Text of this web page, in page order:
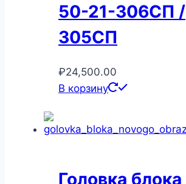
50-21-306СП /
305СП
₽24,500.00
В корзину
Головка блока